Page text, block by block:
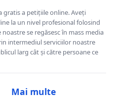
gratis a petițiile online. Aveți
la un nivel profesional folosind
se regăsesc în mass media
intermediul serviciilor noastre
larg cât și către persoane ce
Mai multe